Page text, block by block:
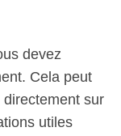
devez
Cela peut
sur
utiles